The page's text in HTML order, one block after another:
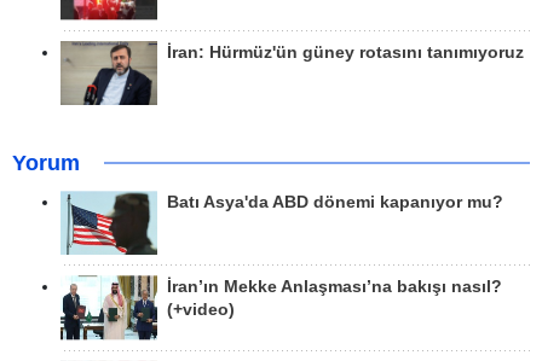
İran: Hürmüz'ün güney rotasını tanımıyoruz
Yorum
Batı Asya'da ABD dönemi kapanıyor mu?
İran’ın Mekke Anlaşması’na bakışı nasıl?
(+video)